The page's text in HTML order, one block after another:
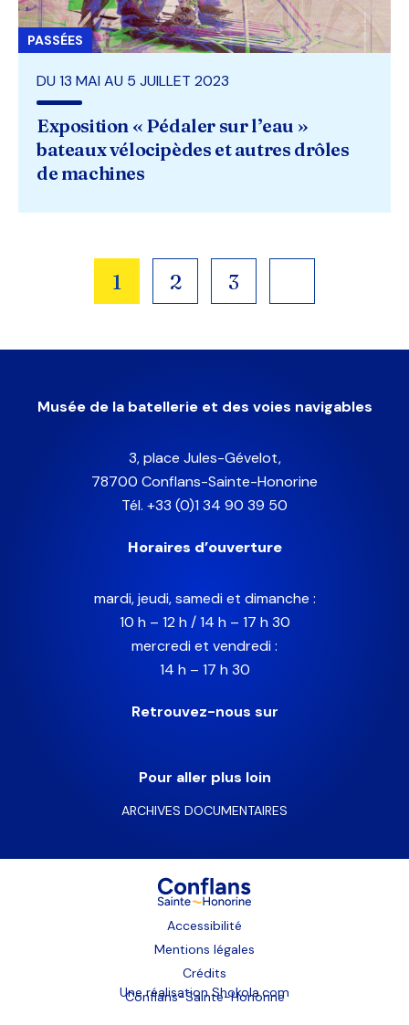
PASSÉES
DU 13 MAI AU 5 JUILLET 2023
Exposition « Pédaler sur l’eau »
bateaux vélocipèdes et autres drôles
de machines
Pagination1 2 3
Musée de la batellerie et des voies navigables
3, place Jules-Gévelot,
78700 Conflans-Sainte-Honorine
Tél. +33 (0)1 34 90 39 50
Horaires d’ouverture
mardi, jeudi, samedi et dimanche :
10 h – 12 h / 14 h – 17 h 30
mercredi et vendredi :
14 h – 17 h 30
Retrouvez-nous sur
Pour aller plus loin
ARCHIVES DOCUMENTAIRES
Accessibilité
Mentions légales
Crédits
Conflans-Sainte-Honorine
Une réalisationShokola.com